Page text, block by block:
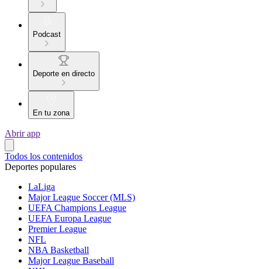
Podcast
Deporte en directo
En tu zona
Abrir app
Todos los contenidos
Deportes populares
LaLiga
Major League Soccer (MLS)
UEFA Champions League
UEFA Europa League
Premier League
NFL
NBA Basketball
Major League Baseball